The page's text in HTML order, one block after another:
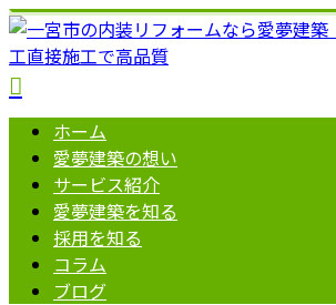
ホーム
愛夢建築の想い
サービス紹介
愛夢建築を知る
採用を知る
コラム
ブログ